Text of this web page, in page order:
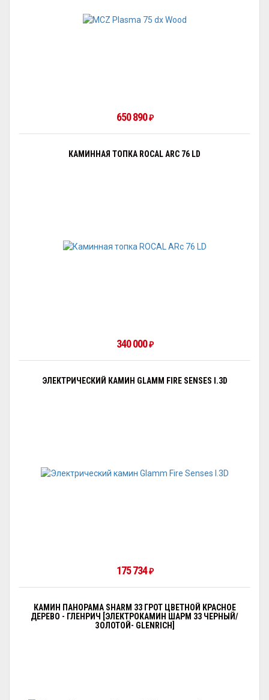
650 890₽
КАМИННАЯ ТОПКА ROCAL ARC 76 LD
340 000₽
ЭЛЕКТРИЧЕСКИЙ КАМИН GLAMM FIRE SENSES I.3D
175 734₽
КАМИН ПАНОРАМА SHARM 33 ГРОТ ЦВЕТНОЙ КРАСНОЕ
ДЕРЕВО - ГЛЕНРИЧ [ЭЛЕКТРОКАМИН ШАРМ 33 ЧЕРНЫЙ/
ЗОЛОТОЙ- GLENRICH]